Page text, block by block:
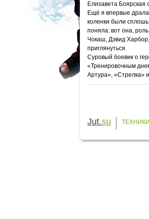
Елизавета Боярская
Ещё я впервые
коленки были
поняла: вот она,
Чокаш, Дэвид
приглянуться.
Суровый боевик о
«Тренировочным
Артура», «Стрелка»
Jut.su